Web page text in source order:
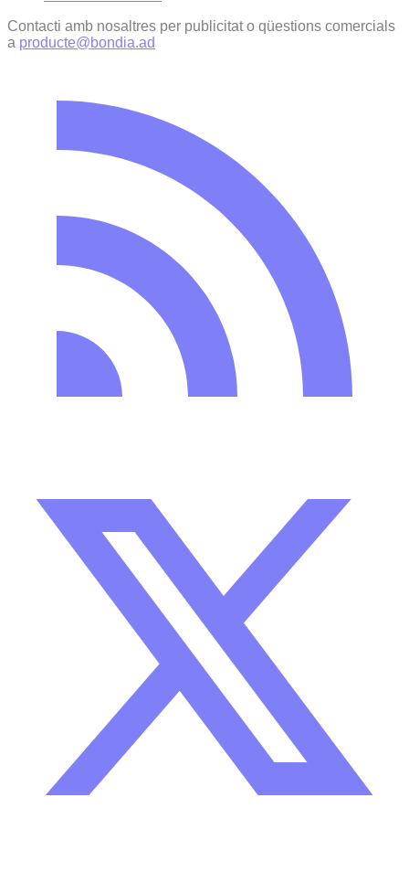
Contacti amb nosaltres per publicitat o qüestions comercials
a producte@bondia.ad